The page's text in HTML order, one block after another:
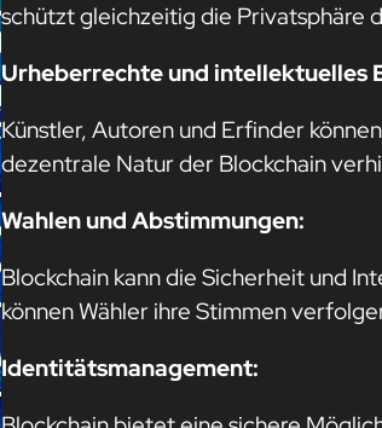
schützt gleichzeitig die Privatsphäre
Urheberrechte und intellektuelles
Künstler, Autoren und Erfinder
dezentrale Natur der Blockchain
Wahlen und Abstimmungen:
Blockchain kann die Sicherheit und
können Wähler ihre Stimmen
Identitätsmanagement: